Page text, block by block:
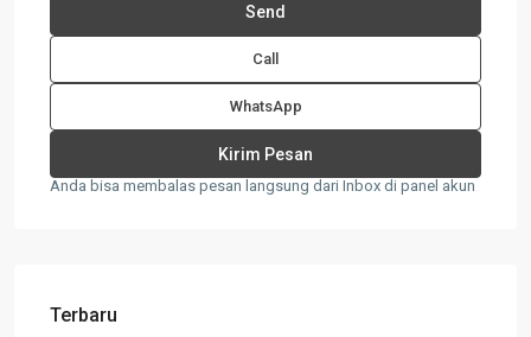
Call
WhatsApp
Anda bisa membalas pesan langsung dari Inbox di panel akun
Terbaru